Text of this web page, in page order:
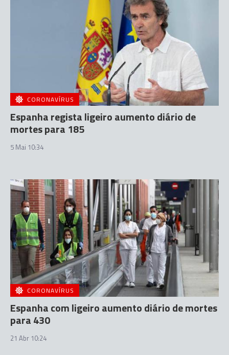
CORONAVÍRUS
Espanha regista ligeiro aumento diário de
mortes para 185
5 Mai 10:34
CORONAVÍRUS
Espanha com ligeiro aumento diário de mortes
para 430
21 Abr 10:24